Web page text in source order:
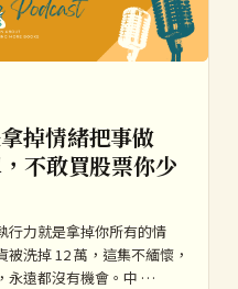
掉情緒把事做
不敢買股票你少
力就是拿掉你所有的情
洗掉 12 萬，這集不緬懷，
永遠都沒有機會。中 …